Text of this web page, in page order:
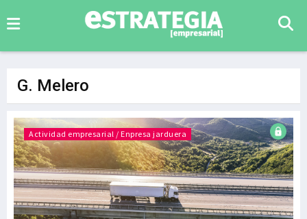
G. Melero
Actividad empresarial / Enpresa jarduera